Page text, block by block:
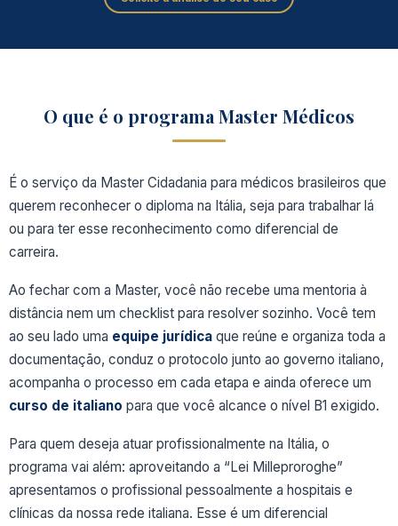
O que é o programa Master Médicos
É o serviço da Master Cidadania para médicos brasileiros que
querem reconhecer o diploma na Itália, seja para trabalhar lá
ou para ter esse reconhecimento como diferencial de
carreira.
Ao fechar com a Master, você não recebe uma mentoria à
distância nem um checklist para resolver sozinho. Você tem
ao seu lado uma equipe jurídica que reúne e organiza toda a
documentação, conduz o protocolo junto ao governo italiano,
acompanha o processo em cada etapa e ainda oferece um
curso de italiano para que você alcance o nível B1 exigido.
Para quem deseja atuar profissionalmente na Itália, o
programa vai além: aproveitando a “Lei Milleproroghe”
apresentamos o profissional pessoalmente a hospitais e
clínicas da nossa rede italiana. Esse é um diferencial